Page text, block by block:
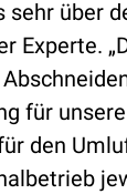
sehr über
Experte.
für unsere
den